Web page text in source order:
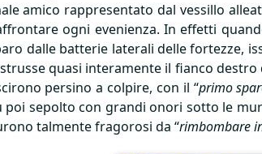
amico rappresentato dal vessillo
ogni evenienza. In effetti
dalle batterie laterali delle fortezze,
quasi interamente il fianco
persino a colpire, con il “primo
poi sepolto con grandi onori sotto le
talmente fragorosi da “rimbombare